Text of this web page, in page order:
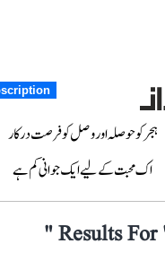
ہجر کو حوصلہ اور وصل کو فرصت درکار
اک محبت کے لیے ایک جوانی کم ہے
Results For
"